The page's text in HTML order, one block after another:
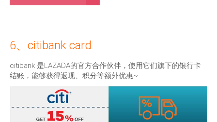
6、citibank card
citibank 是LAZADA的官方合作伙伴，使用它们旗下的银行卡
结账，能够获得返现、积分等额外优惠~